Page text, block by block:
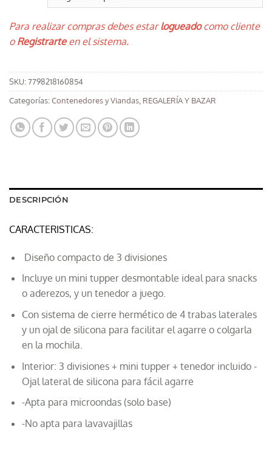
Para realizar compras debes estarlogueadocomo cliente
oRegistrarteen el sistema.
SKU:7798218160854
Categorías:Contenedores y Viandas REGALERÍA Y BAZAR
DESCRIPCIÓN
CARACTERISTICAS:
Diseño compacto de 3 divisiones
Incluye un mini tupper desmontable ideal para snacks
o aderezos, y un tenedor a juego.
Con sistema de cierre hermético de 4 trabas laterales
y un ojal de silicona para facilitar el agarre o colgarla
en la mochila.
Interior: 3 divisiones + mini tupper + tenedor incluido -
Ojal lateral de silicona para fácil agarre
-Apta para microondas (solo base)
-No apta para lavavajillas